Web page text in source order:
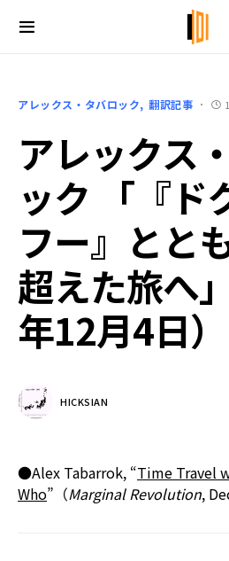
アレックス・タバロック 翻訳記事
アレックス
ック 「『ド
フー』とと
超えた旅へ
年12月4日）
HICKSIAN
●Alex Tabarrok, “Time Travel
Who”（Marginal Revolution,